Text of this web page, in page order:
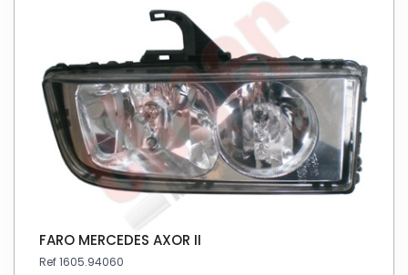
FARO MERCEDES AXOR II
Ref 1605.94060